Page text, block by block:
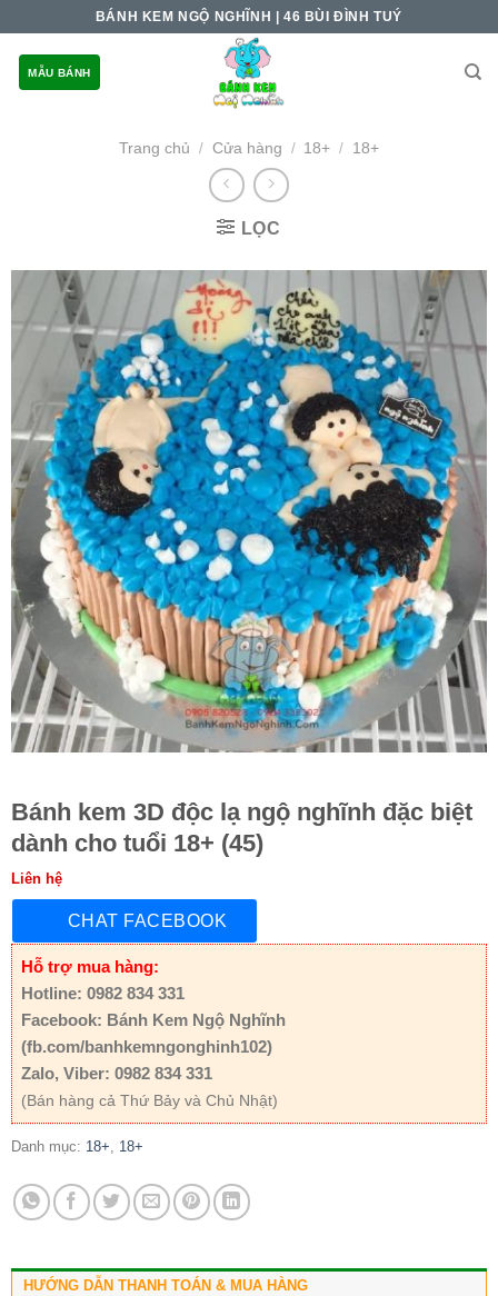
content
BÁNH KEM NGỘ NGHĨNH | 46 BÙI ĐÌNH TUÝ
MẪU BÁNH
Trang chủ / Cửa hàng / 18+ / 18+
LỌC
Bánh kem 3D độc lạ ngộ nghĩnh đặc biệt
dành cho tuổi 18+ (45)
Liên hệ
CHAT FACEBOOK
Hỗ trợ mua hàng:
Hotline: 0982 834 331
Facebook: Bánh Kem Ngộ Nghĩnh
(fb.com/banhkemngonghinh102)
Zalo, Viber: 0982 834 331
(Bán hàng cả Thứ Bảy và Chủ Nhật)
Danh mục: 18+, 18+
HƯỚNG DẪN THANH TOÁN & MUA HÀNG